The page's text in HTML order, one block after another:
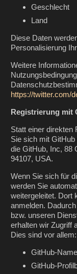
Geschlecht
Land
Diese Daten
Personalisierung
Weitere
https://twitter.com/
Registrierung mit
Statt einer direkten
Sie sich mit
die GitHub, Inc, 88
94107, USA.
Wenn Sie sich für
werden Sie
weitergeleitet. Dort
anmelden.
bzw. unseren
erhalten wir Zugriff
Dies sind vor allem:
GitHub-Name
GitHub-